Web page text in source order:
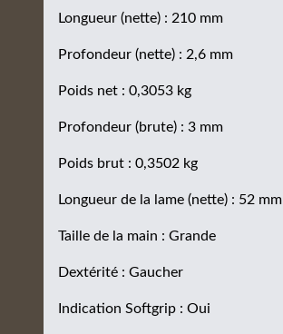
Longueur (nette) : 210 mm
Profondeur (nette) : 2,6 mm
Poids net : 0,3053 kg
Profondeur (brute) : 3 mm
Poids brut : 0,3502 kg
Longueur de la lame (nette) : 52 mm
Taille de la main : Grande
Dextérité : Gaucher
Indication Softgrip : Oui